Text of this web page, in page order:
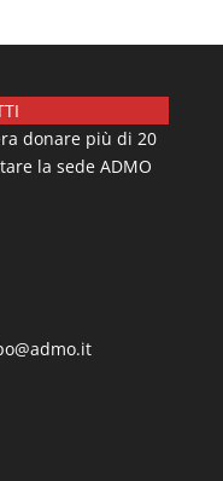
donare più di 20
la sede ADMO